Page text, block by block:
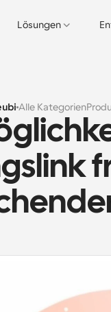
Lösungen
Alle Kategorien